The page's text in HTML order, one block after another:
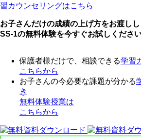
習カウンセリングはこちら
お子さんだけの成績の上げ方をお渡しし
SS-1の無料体験を今すぐお試しください
保護者様だけで、相談できる学習
こちらから
お子さんの今必要な課題が分かる
き
無料体験授業は
こちらから